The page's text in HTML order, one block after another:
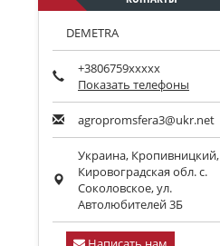
DEMETRA
+3806759xxxxx
Показать телефоны
agropromsfera3@ukr.net
Украина, Кропивницкий,
Кировоградская обл.с.
Соколовское, ул.
Автолюбителей 3Б